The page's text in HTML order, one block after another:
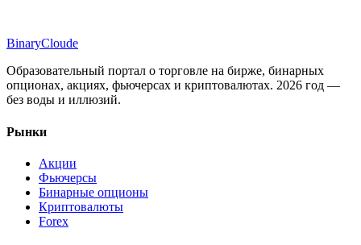
BinaryCloude
Образовательный портал о торговле на бирже, бинарных
опционах, акциях, фьючерсах и криптовалютах. 2026 год —
без воды и иллюзий.
Рынки
Акции
Фьючерсы
Бинарные опционы
Криптовалюты
Forex